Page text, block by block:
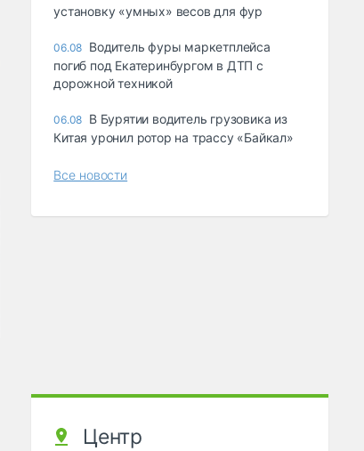
ycтaнoвкy «yмныx» вecoв для фyp
06.08 Водитель фуры маркетплейса
погиб под Екатеринбургом в ДТП с
дорожной техникой
06.08 В Бурятии водитель грузовика из
Китая уронил ротор на трассу «Байкал»
Все новости
Центр